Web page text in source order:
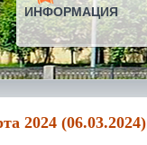
ИНФОРМАЦИЯ
2024 (06.03.2024)